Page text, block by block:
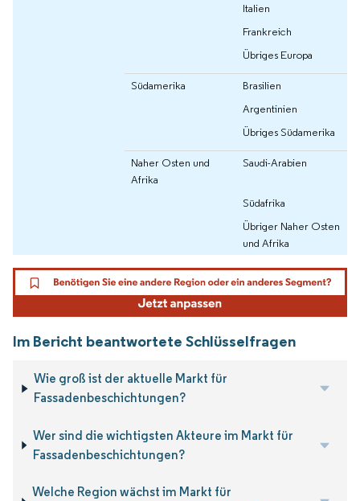
Italien
Frankreich
Übriges Europa
Südamerika
Brasilien
Argentinien
Übriges Südamerika
Naher Osten und
Afrika
Saudi-Arabien
Südafrika
Übriger Naher Osten
und Afrika
Im Bericht beantwortete Schlüsselfragen
Wie groß ist der aktuelle Markt für
Fassadenbeschichtungen?
Wer sind die wichtigsten Akteure im Markt für
Fassadenbeschichtungen?
Welche Region wächst im Markt für